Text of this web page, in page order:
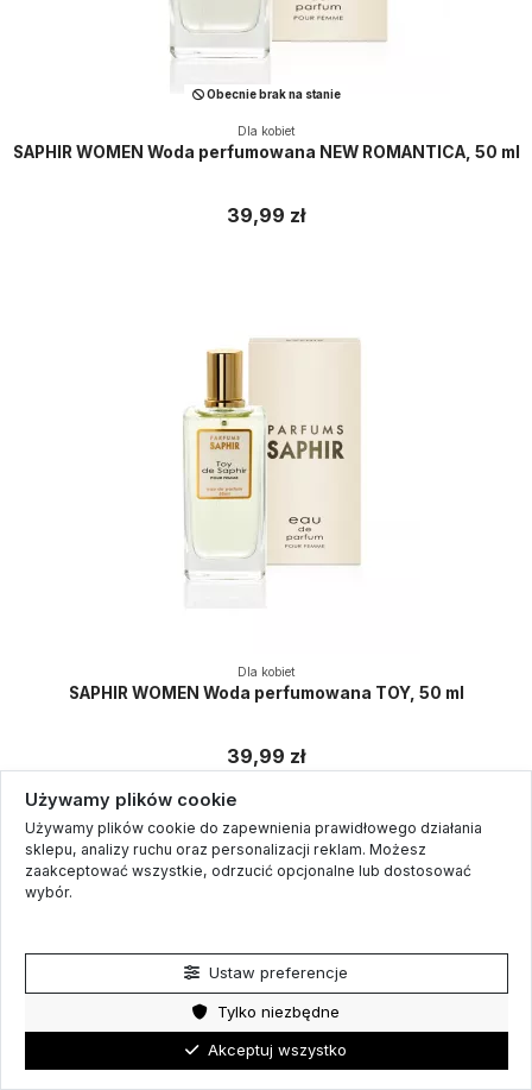
Obecnie brak na stanie
Dla kobiet
SAPHIR WOMEN Woda perfumowana NEW ROMANTICA, 50 ml
39,99 zł
Dla kobiet
SAPHIR WOMEN Woda perfumowana TOY, 50 ml
39,99 zł
Używamy plików cookie
Używamy plików cookie do zapewnienia prawidłowego działania
sklepu, analizy ruchu oraz personalizacji reklam. Możesz
zaakceptować wszystkie, odrzucić opcjonalne lub dostosować
wybór.
Ustaw preferencje
Tylko niezbędne
Akceptuj wszystko